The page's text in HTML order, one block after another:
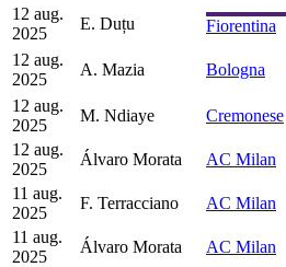
12 aug.
2025
E. Duțu Fiorentina
12 aug.
2025
A. Mazia Bologna
12 aug.
2025
M. Ndiaye Cremonese
12 aug.
2025
Álvaro Morata AC Milan
11 aug.
2025
F. Terracciano AC Milan
11 aug.
2025
Álvaro Morata AC Milan